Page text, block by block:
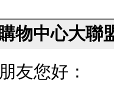
物中心大聯
友您好：